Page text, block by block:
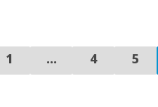
1 … 4 5